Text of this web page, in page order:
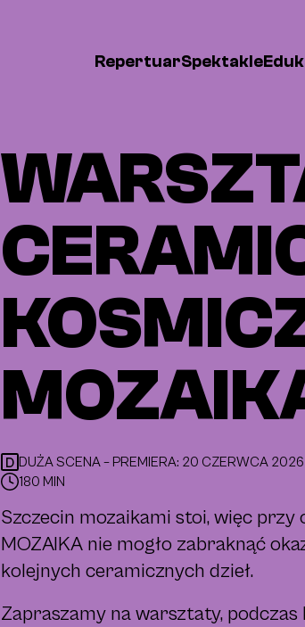
RepertuarSpektakle
D DUŻA SCENA – PREMIERA: 20 CZERWCA 2026
180 MIN
Szczecin mozaikami stoi, więc
MOZAIKA nie mogło zabraknąć
kolejnych ceramicznych dzieł.
Zapraszamy na warsztaty,